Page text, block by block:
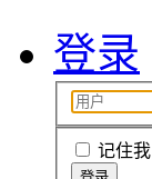
登录
记住我